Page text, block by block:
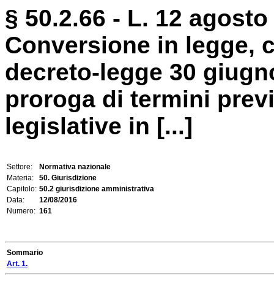
§ 50.2.66 - L. 12
Conversione in legge,
decreto-legge 30
proroga di termini
legislative in [...]
Settore:
Normativa nazionale
Materia:
50. Giurisdizione
Capitolo: 50.2 giurisdizione amministrativa
Data:
12/08/2016
Numero: 161
Sommario
Art. 1.